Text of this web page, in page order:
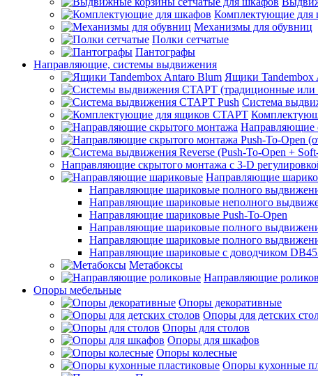
Комплектующие для
Механизмы для обувниц
Полки сетчатые
Пантографы
Направляющие, системы выдвижения
Ящики Tandembox
Система
Направляющие
Направляющие скрытого монтажа с 3-D
Направляющие
Направляющие шариковые полного
Направляющие шариковые неполного
Направляющие шариковые Push-To-Open
Направляющие шариковые полного
Направляющие шариковые полного
Направляющие шариковые с доводчиком
Метабоксы
Направляющие
Опоры мебельные
Опоры декоративные
Опоры для детских
Опоры для столов
Опоры для шкафов
Опоры колесные
Опоры кухонные